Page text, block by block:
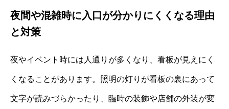
夜間や混雑時に入口が分かりにくくなる理由
と対策
夜やイベント時には人通りが多くなり、看板が見えにく
くなることがあります。照明の灯りが看板の裏にあって
文字が読みづらかったり、臨時の装飾や店舗の外装が変